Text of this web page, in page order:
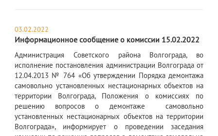
03.02.2022
Информационное сообщение о комиссии 15.02.2022
Администрация Советского района Волгограда, во
исполнение постановления администрации Волгограда от
12.04.2013 № 764 «Об утверждении Порядка демонтажа
самовольно установленных нестационарных объектов на
территории Волгограда, Положения о комиссиях по
решению вопросов о демонтаже самовольно
установленных нестационарных объектов на территории
Волгограда», информирует о проведении заседания